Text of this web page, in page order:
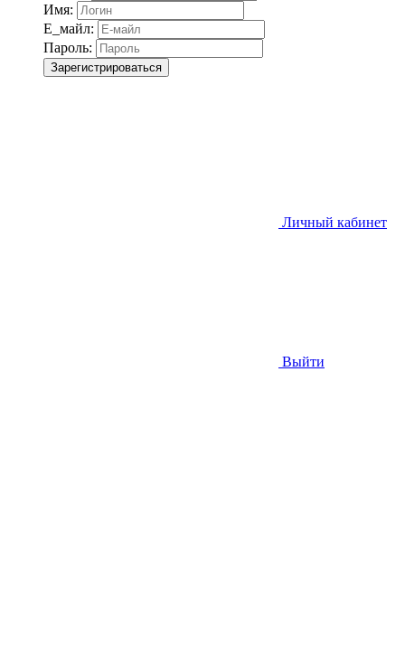
Имя:
Е_майл:
Пароль:
Зарегистрироваться
Личный кабинет
Выйти